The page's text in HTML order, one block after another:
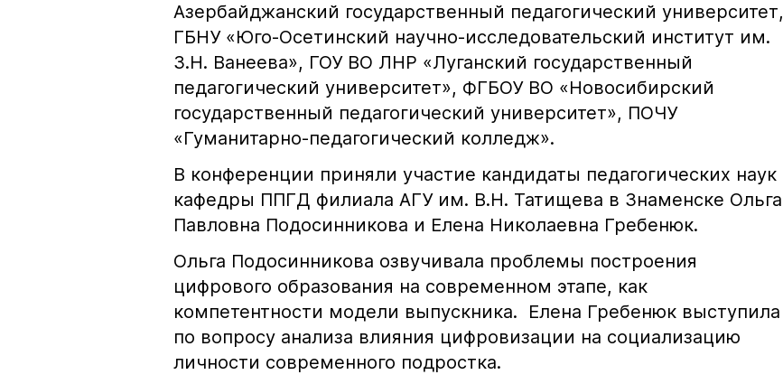
Азербайджанский государственный педагогический университет,
ГБНУ «Юго-Осетинский научно-исследовательский институт им.
З.Н. Ванеева», ГОУ ВО ЛНР «Луганский государственный
педагогический университет», ФГБОУ ВО «Новосибирский
государственный педагогический университет», ПОЧУ
«Гуманитарно-педагогический колледж».
В конференции приняли участие кандидаты педагогических наук
кафедры ППГД филиала АГУ им. В.Н. Татищева в Знаменске Ольга
Павловна Подосинникова и Елена Николаевна Гребенюк.
Ольга Подосинникова озвучивала проблемы построения
цифрового образования на современном этапе, как
компетентности модели выпускника. Елена Гребенюк выступила
по вопросу анализа влияния цифровизации на социализацию
личности современного подростка.